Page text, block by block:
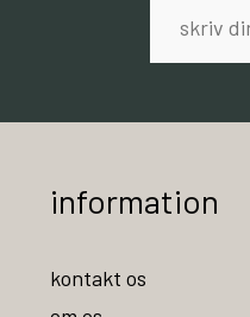
information
kontakt os